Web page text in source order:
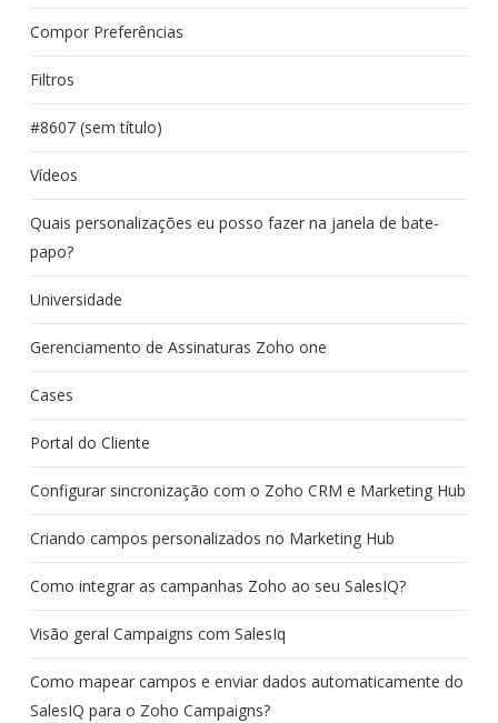
Compor Preferências
Filtros
#8607 (sem título)
Vídeos
Quais personalizações eu posso fazer na janela de bate-
papo?
Universidade
Gerenciamento de Assinaturas Zoho one
Cases
Portal do Cliente
Configurar sincronização com o Zoho CRM e Marketing Hub
Criando campos personalizados no Marketing Hub
Como integrar as campanhas Zoho ao seu SalesIQ?
Visão geral Campaigns com SalesIq
Como mapear campos e enviar dados automaticamente do
SalesIQ para o Zoho Campaigns?